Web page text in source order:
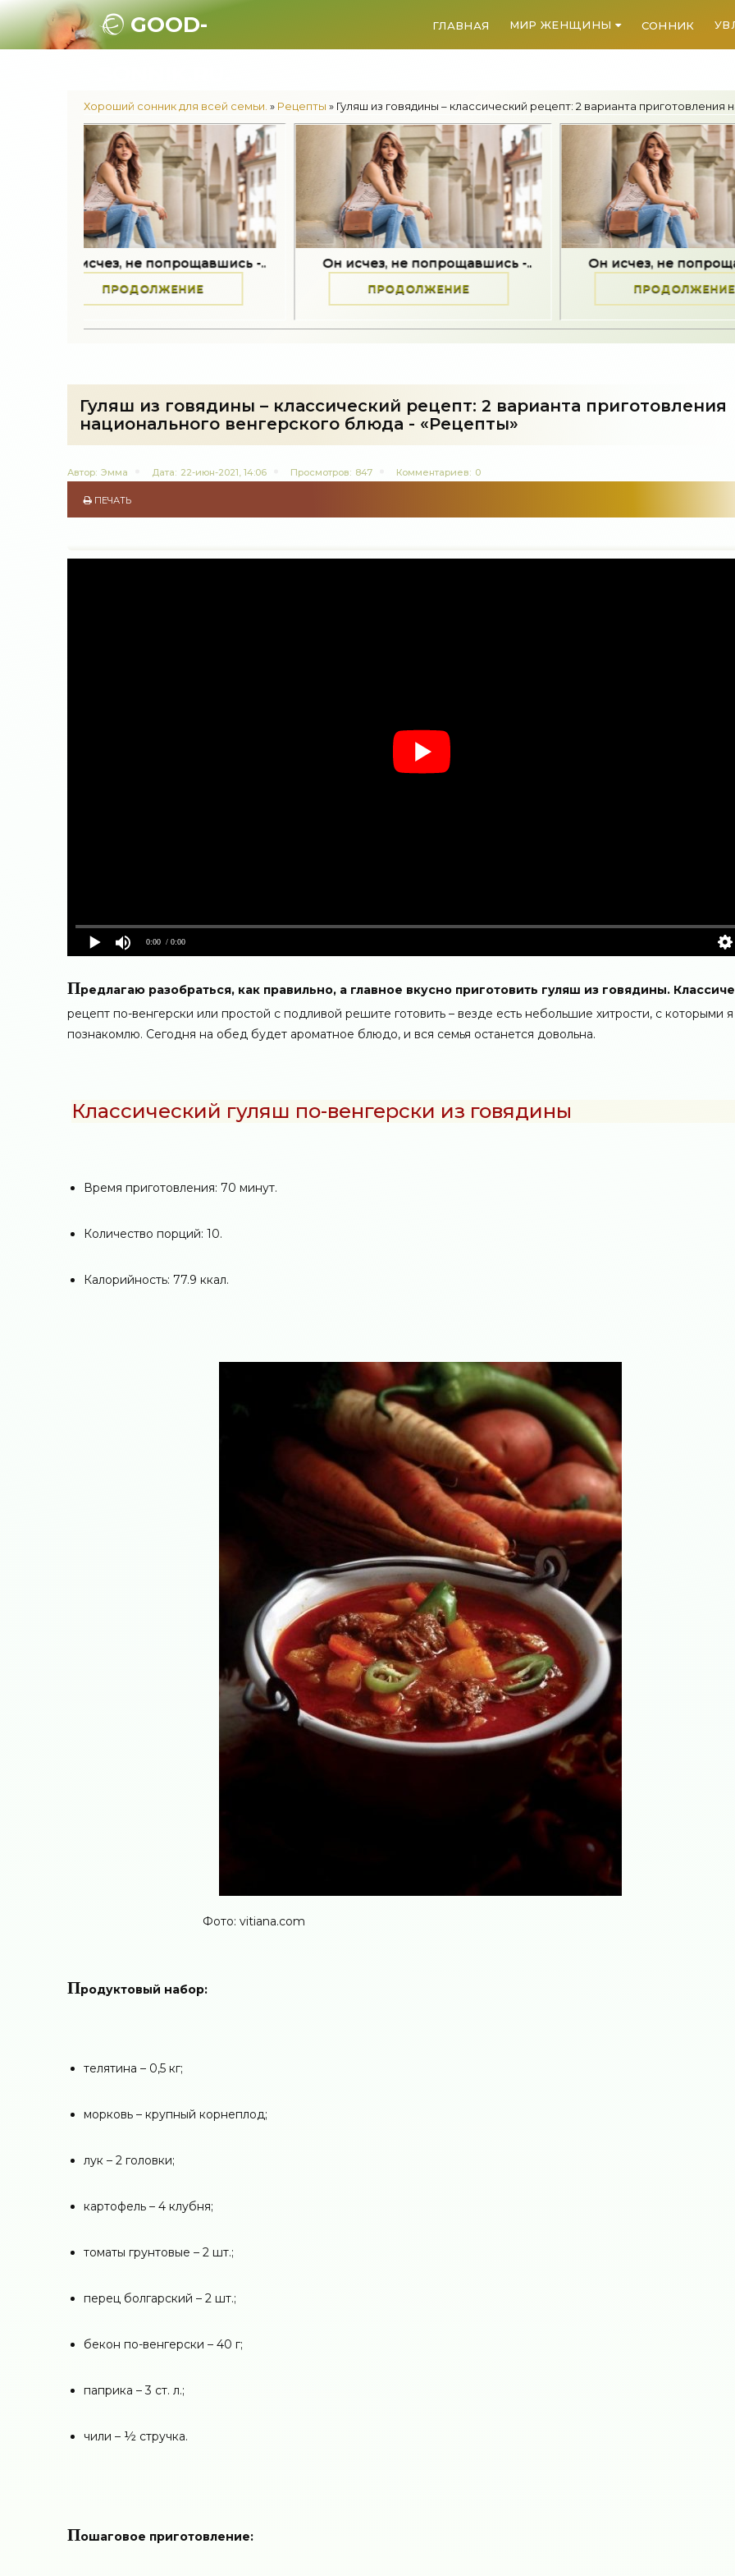
GOOD-
ГЛАВНАЯ МИР ЖЕНЩИНЫ СОННИК
Хороший сонник для всей семьи. » Рецепты » Гуляш из говядины – классический рецепт: 2 варианта
не попрощавшись -..
ПРОДОЛЖЕНИЕ
Он исчез, не попрощавшись -..
ПРОДОЛЖЕНИЕ
Он исчез, не попрощавшись -..
ПРОДОЛЖЕНИЕ
Гуляш из говядины – классический рецепт: 2 варианта приготовления
национального венгерского блюда - «Рецепты»
Автор: Эмма Дата: 22-июн-2021, 14:06 Просмотров: 847 Комментариев: 0
ПЕЧАТЬ
0:00 / 0:00
Предлагаю разобраться, как правильно, а главное вкусно приготовить гуляш из говядины.
рецепт по-венгерски или простой с подливой решите готовить – везде есть небольшие хитрости, с которыми я
познакомлю. Сегодня на обед будет ароматное блюдо, и вся семья останется довольна.
Классический гуляш по-венгерски из говядины
Время приготовления: 70 минут.
Количество порций: 10.
Калорийность: 77.9 ккал.
Фото: vitiana.com
Продуктовый набор:
телятина – 0,5 кг;
морковь – крупный корнеплод;
лук – 2 головки;
картофель – 4 клубня;
томаты грунтовые – 2 шт.;
перец болгарский – 2 шт.;
бекон по-венгерски – 40 г;
паприка – 3 ст. л.;
чили – ½ стручка.
Пошаговое приготовление: